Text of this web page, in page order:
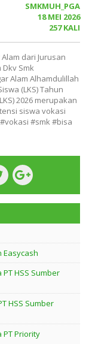
SMKMUH_PGA
18 MEI 2026
257 KALI
dari Jurusan
Dkv Smk
Alam Alhamdulillah
(LKS) Tahun
2026 merupakan
siswa vokasi
#smk #bisa
Easycash
HSS Sumber
HSS Sumber
PT Priority